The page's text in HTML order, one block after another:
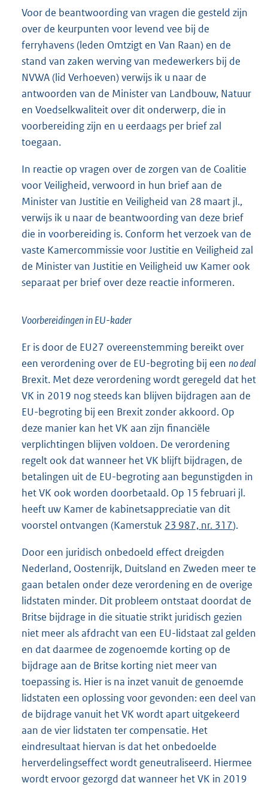
Voor de beantwoording van vragen die gesteld zijn
over de keurpunten voor levend vee bij de
ferryhavens (leden Omtzigt en Van Raan) en de
stand van zaken werving van medewerkers bij de
NVWA (lid Verhoeven) verwijs ik u naar de
antwoorden van de Minister van Landbouw, Natuur
en Voedselkwaliteit over dit onderwerp, die in
voorbereiding zijn en u eerdaags per brief zal
toegaan.
In reactie op vragen over de zorgen van de Coalitie
voor Veiligheid, verwoord in hun brief aan de
Minister van Justitie en Veiligheid van 28 maart jl.,
verwijs ik u naar de beantwoording van deze brief
die in voorbereiding is. Conform het verzoek van de
vaste Kamercommissie voor Justitie en Veiligheid zal
de Minister van Justitie en Veiligheid uw Kamer ook
separaat per brief over deze reactie informeren.
Voorbereidingen in EU-kader
Er is door de EU27 overeenstemming bereikt over
een verordening over de EU-begroting bij een no deal
Brexit. Met deze verordening wordt geregeld dat het
VK in 2019 nog steeds kan blijven bijdragen aan de
EU-begroting bij een Brexit zonder akkoord. Op
deze manier kan het VK aan zijn financiële
verplichtingen blijven voldoen. De verordening
regelt ook dat wanneer het VK blijft bijdragen, de
betalingen uit de EU-begroting aan begunstigden in
het VK ook worden doorbetaald. Op 15 februari jl.
heeft uw Kamer de kabinetsappreciatie van dit
voorstel ontvangen (Kamerstuk 23 987, nr. 317).
Door een juridisch onbedoeld effect dreigden
Nederland, Oostenrijk, Duitsland en Zweden meer te
gaan betalen onder deze verordening en de overige
lidstaten minder. Dit probleem ontstaat doordat de
Britse bijdrage in die situatie strikt juridisch gezien
niet meer als afdracht van een EU-lidstaat zal gelden
en dat daarmee de zogenoemde korting op de
bijdrage aan de Britse korting niet meer van
toepassing is. Hier is na inzet vanuit de genoemde
lidstaten een oplossing voor gevonden: een deel van
de bijdrage vanuit het VK wordt apart uitgekeerd
aan de vier lidstaten ter compensatie. Het
eindresultaat hiervan is dat het onbedoelde
herverdelingseffect wordt geneutraliseerd. Hiermee
wordt ervoor gezorgd dat wanneer het VK in 2019